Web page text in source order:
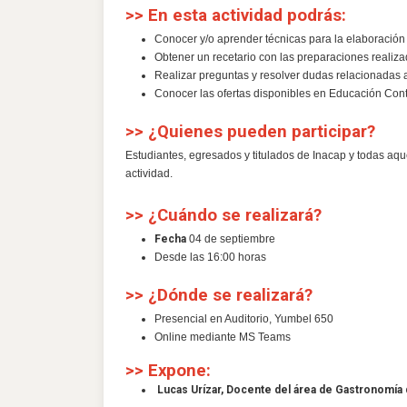
>> En esta actividad podrás:
Conocer y/o aprender técnicas para la
Obtener un recetario con las preparaciones
Realizar preguntas y resolver dudas relacionadas
Conocer las ofertas disponibles en Educación
>> ¿Quienes pueden participar?
Estudiantes, egresados y titulados de Inacap y todas
actividad.
>> ¿Cuándo se realizará?
Fecha 04 de septiembre
Desde las 16:00 horas
>> ¿Dónde se realizará?
Presencial en Auditorio, Yumbel 650
Online mediante MS Teams
>> Expone:
Lucas Urízar, Docente del área de